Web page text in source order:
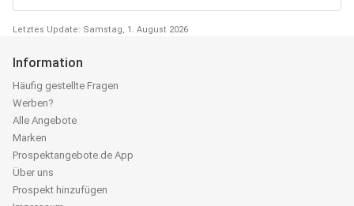
Letztes Update: Samstag, 1. August 2026
Information
Häufig gestellte Fragen
Werben?
Alle Angebote
Marken
Prospektangebote.de App
Über uns
Prospekt hinzufügen